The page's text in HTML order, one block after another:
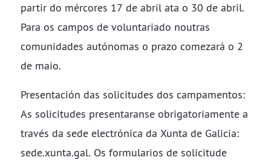
partir do mércores 17 de abril ata o 30 de abril.
Para os campos de voluntariado noutras
comunidades autónomas o prazo comezará o 2
de maio.
Presentación das solicitudes dos campamentos:
As solicitudes presentaranse obrigatoriamente a
través da sede electrónica da Xunta de Galicia:
sede.xunta.gal. Os formularios de solicitude